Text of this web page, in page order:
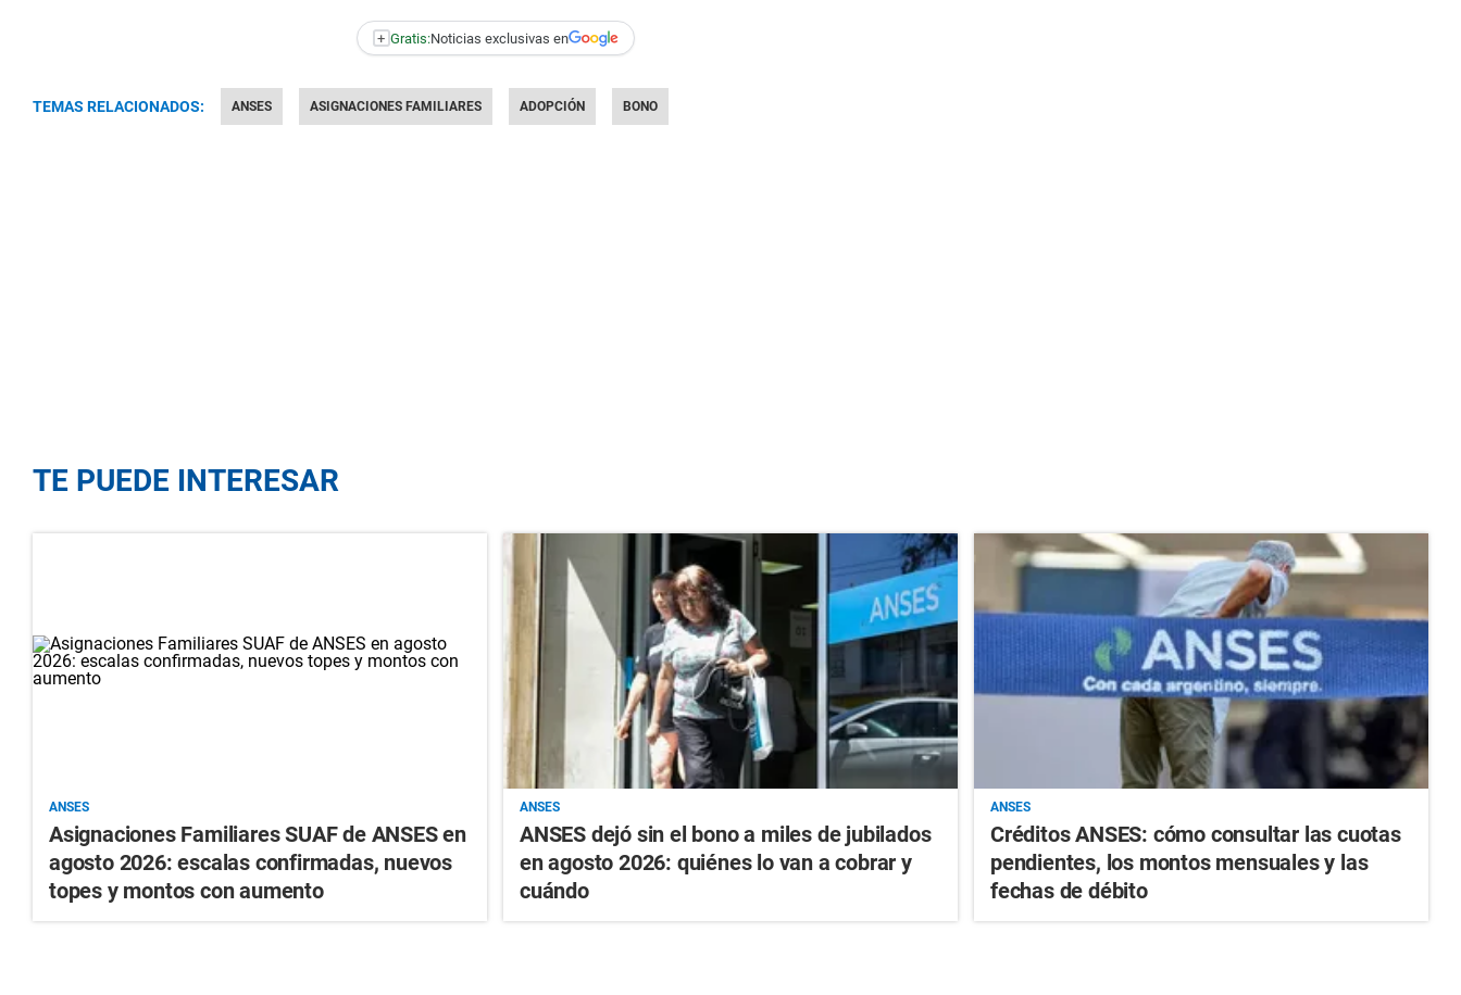
+ Gratis:Noticias exclusivas en
TEMAS RELACIONADOS: ANSES ASIGNACIONES FAMILIARES ADOPCIÓN BONO
TE PUEDE INTERESAR
ANSES
Asignaciones Familiares SUAF de ANSES en
agosto 2026: escalas confirmadas, nuevos
topes y montos con aumento
ANSES
ANSES dejó sin el bono a miles de jubilados
en agosto 2026: quiénes lo van a cobrar y
cuándo
ANSES
Créditos ANSES: cómo consultar las cuotas
pendientes, los montos mensuales y las
fechas de débito